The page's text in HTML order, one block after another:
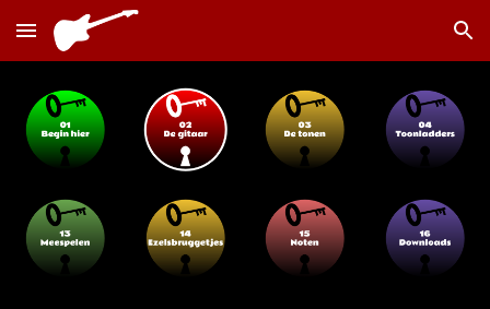
Skip to main content Skip to navigation